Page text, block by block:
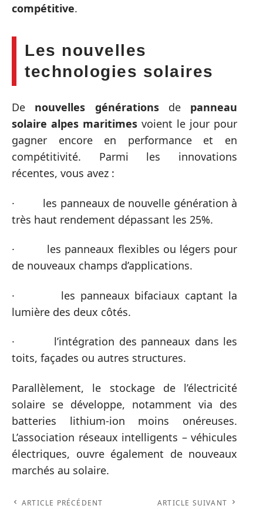
compétitive.
Les nouvelles
technologies solaires
De nouvelles générationsde panneau
solaire alpes maritimes voient le jour pour
gagner encore en performance et en
compétitivité. Parmi les innovations
récentes, vous avez :
· les panneaux de nouvelle génération à
très haut rendement dépassant les 25%.
· les panneaux flexibles ou légers pour
de nouveaux champs d’applications.
· les panneaux bifaciaux captant la
lumière des deux côtés.
· l’intégration des panneaux dans les
toits, façades ou autres structures.
Parallèlement, le stockage de l’électricité
solaire se développe, notamment via des
batteries lithium-ion moins onéreuses.
L’association réseaux intelligents – véhicules
électriques, ouvre également de nouveaux
marchés au solaire.
ARTICLE PRÉCÉDENT ARTICLE SUIVANT